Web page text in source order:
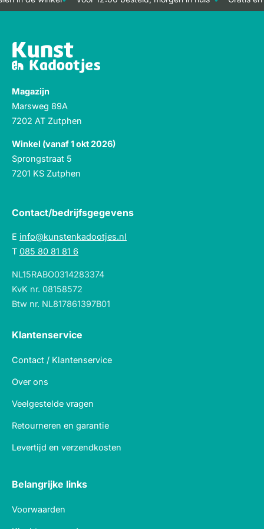
Magazijn
Marsweg 89A
7202 AT Zutphen
Winkel (vanaf 1 okt 2026)
Sprongstraat 5
7201 KS Zutphen
Contact/bedrijfsgegevens
E info@kunstenkadootjes.nl
T 085 80 81 81 6
NL15RABO0314283374
KvK nr. 08158572
Btw nr. NL817861397B01
Klantenservice
Contact / Klantenservice
Over ons
Veelgestelde vragen
Retourneren en garantie
Levertijd en verzendkosten
Belangrijke links
Voorwaarden